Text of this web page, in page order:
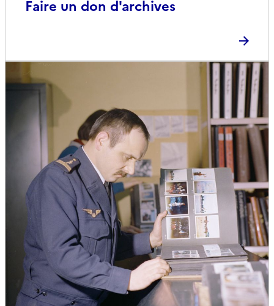
Faire un don d'archives